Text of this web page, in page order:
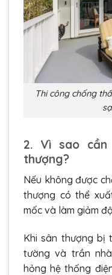
Thi công chống
2. Vì sao cần
thượng?
Nếu không được
thượng có thể
mốc và làm giảm
Khi sân thượng bị
tường và trần
hỏng hệ thống